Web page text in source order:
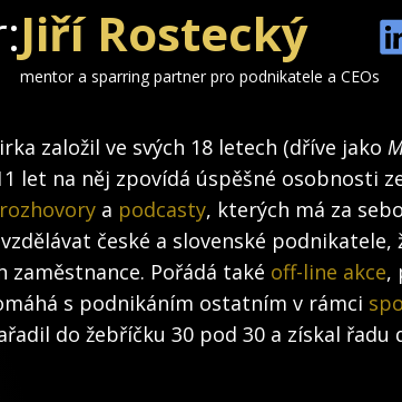
Jiří Rostecký
mentor a sparring partner pro podnikatele a CEOs
založil ve svých 18 letech (dříve jako
let na něj zpovídá úspěšné osobnosti
a podcasty, kterých má za
české a slovenské
zaměstnance. Pořádá také off-line akce,
s podnikáním ostatním v rámci
do žebříčku 30 pod 30 a získal řadu